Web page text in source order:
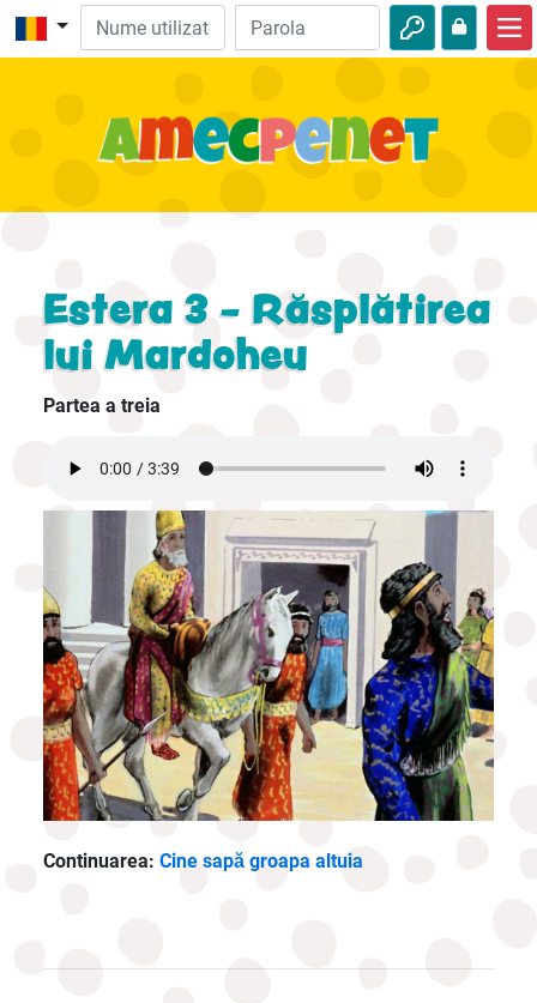
Biblie
Aventuri
Estera 3 - Răsplătirea
lui Mardoheu
Partea a treia
Continuarea: Cine sapă groapa altuia